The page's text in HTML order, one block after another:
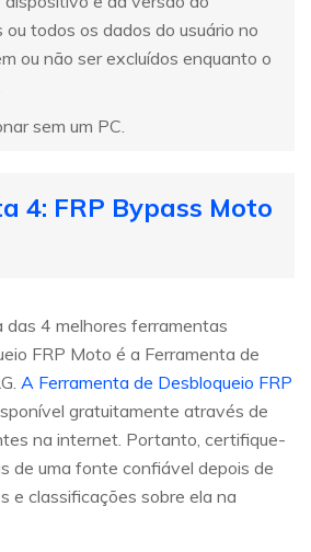
ou todos os dados do usuário no
ou não ser excluídos enquanto o
sem um PC.
4: FRP Bypass Moto
das 4 melhores ferramentas
FRP Moto é a Ferramenta de
A Ferramenta de Desbloqueio FRP
gratuitamente através de
na internet. Portanto, certifique-
de uma fonte confiável depois de
e classificações sobre ela na